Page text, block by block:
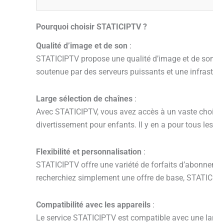
Pourquoi choisir STATICIPTV ?
Qualité d’image et de son :
STATICIPTV propose une qualité d’image et de
soutenue par des serveurs puissants et une
Large sélection de chaînes :
Avec STATICIPTV, vous avez accès à un vaste
divertissement pour enfants. Il y en a pour tous
Flexibilité et personnalisation :
STATICIPTV offre une variété de forfaits
recherchiez simplement une offre de base,
Compatibilité avec les appareils :
Le service STATICIPTV est compatible avec une